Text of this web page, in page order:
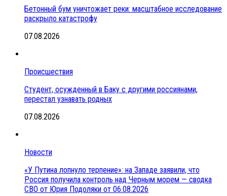
Бетонный бум уничтожает реки: масштабное исследование
раскрыло катастрофу
07.08.2026
Происшествия
Студент, осужденный в Баку с другими россиянами,
перестал узнавать родных
07.08.2026
Новости
«У Путина лопнуло терпение»: на Западе заявили, что
Россия получила контроль над Черным морем — сводка
СВО от Юрия Подоляки от 06.08.2026